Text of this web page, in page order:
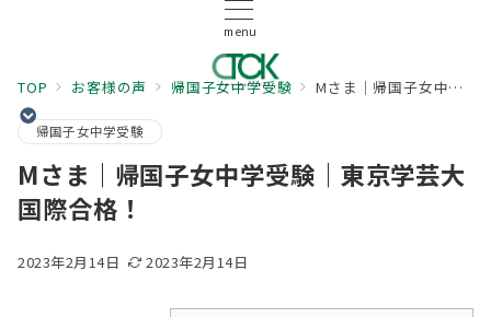
menu
TOP お客様の声 帰国子女中学受験 Mさま｜帰国子女中学受験｜東京学芸大国際合格！
帰国子女中学受験
Mさま｜帰国子女中学受験｜東京学芸大
国際合格！
2023年2月14日 2023年2月14日